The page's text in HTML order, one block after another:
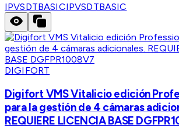
IPVSDTBASICIPVSDTBASIC
DIGIFORT
Digifort VMS Vitalicio edición
para la gestión de 4 cámaras
REQUIERE LICENCIA BASE